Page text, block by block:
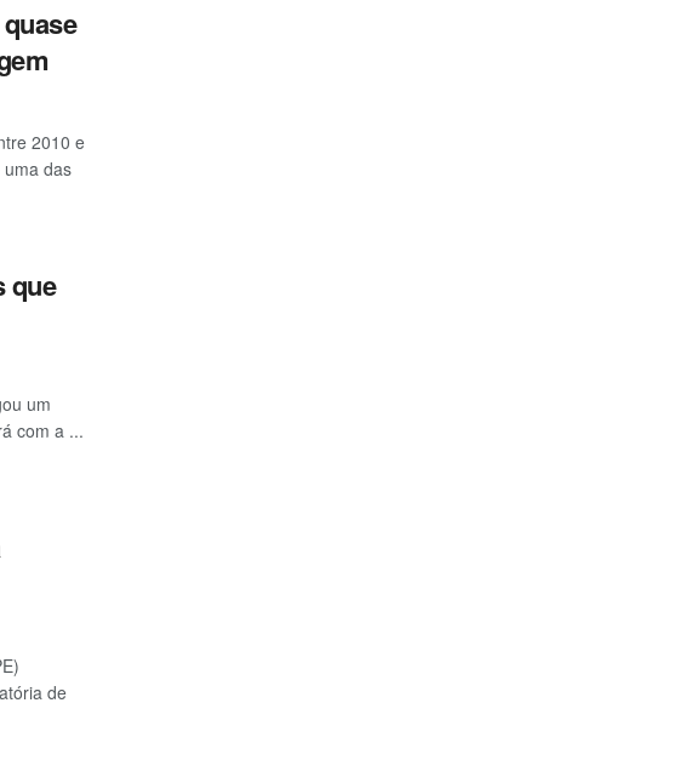
2010 e
uma das
que
um
com a ...
de